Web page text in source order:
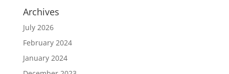
Archives
July 2026
February 2024
January 2024